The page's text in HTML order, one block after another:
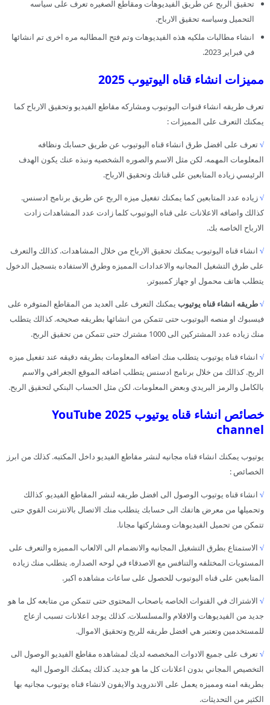
تحقيق الربح عن طريق الفيديوهات ومقاطع الصغيره تعرف على سياسه
التحميل وسياسه تحقيق الارباح.
انشاء مطالبات ملكيه هذه الفيديوهات وتم فتح المطالبه مره اخرى تم انشائها
في فبراير 2023.
مميزات انشاء قناه اليوتيوب 2025
تعرف طريقه انشاء قنوات اليوتيوب ومشاركه مقاطع الفيديو وتحقيق الارباح كما
يمكنك التعرف على المميزات :
√تعرف على افضل طرق انشاء قناه اليوتيوب عن طريق حسابك ونظافه
المعلومات المهمه. لكن مثل الاسم والصوره الشخصيه ونبذه عنك يكون الهدف
الرئيسي زياده المتابعين على قناتك وتحقيق الارباح.
√زياده عدد المتابعين كما يمكنك تفعيل ميزه الربح عن طريق برنامج ادسنس.
كذالك واضافه الاعلانات على قناه اليوتيوب كلما زادت عدد المشاهدات زادت
الارباح الخاصه بك.
√ انشاء قناه اليوتيوب يمكنك تحقيق الارباح من خلال المشاهدات. كذالك والتعرف
على طرق التشغيل المجانيه والاعدادات المميزه وطرق الاستفاده بتسجيل الدخول
يتطلب هاتف محمول او جهاز كمبيوتر.
√طريقه انشاء قناه يوتيوب يمكنك التعرف على العديد من المقاطع المتوفره على
فيسبوك او منصه اليوتيوب حتى تتمكن من انشائها بطريقه صحيحه. كذالك يتطلب
منك زياده عدد المشتركين الى 1000 مشترك حتى تتمكن من تحقيق الربح.
√ انشاء قناه يوتيوب يتطلب منك اضافه المعلومات بطريقه دقيقه عند تفعيل ميزه
الربح. كذالك من خلال برنامج ادسنس يتطلب اضافه الموقع الجغرافي والاسم
بالكامل والرمز البريدي وبعض المعلومات. لكن مثل الحساب البنكي لتحقيق الربح.
خصائص انشاء قناه يوتيوب 2025 YouTube
channel
يوتيوب يمكنك انشاء قناه مجانيه لنشر مقاطع الفيديو داخل المكتبه. كذلك من ابرز
الخصائص :
√ انشاء قناه يوتيوب الوصول الى افضل طريقه لنشر المقاطع الفيديو. كذالك
وتحميلها من معرض هاتفك الى حسابك يتطلب منك الاتصال بالانترنت القوي حتى
تتمكن من تحميل الفيديوهات ومشاركتها مجانا.
√ الاستمتاع بطرق التشغيل المجانيه والانضمام الى الالعاب المميزه والتعرف على
المستويات المختلفه والتنافس مع الاصدقاء في لوحه الصداره. يتطلب منك زياده
المتابعين على قناه اليوتيوب للحصول على ساعات مشاهده اكبر.
√ الاشتراك في القنوات الخاصه باصحاب المحتوى حتى تتمكن من متابعه كل ما هو
جديد من الفيديوهات والافلام والمسلسلات. كذلك يوجد اعلانات تسبب ازعاج
للمستخدمين وتعتبر هي افضل طريقه للربح وتحقيق الاموال.
√تعرف على جميع الادوات المخصصه لديك لمشاهده مقاطع الفيديو الوصول الى
التخصيص المجاني بدون اعلانات كل ما هو جديد. كذلك يمكنك الوصول اليه
بطريقه امنه ومميزه يعمل على الاندرويد والايفون لانشاء قناه يوتيوب مجانيه بها
الكثير من التحديثات.